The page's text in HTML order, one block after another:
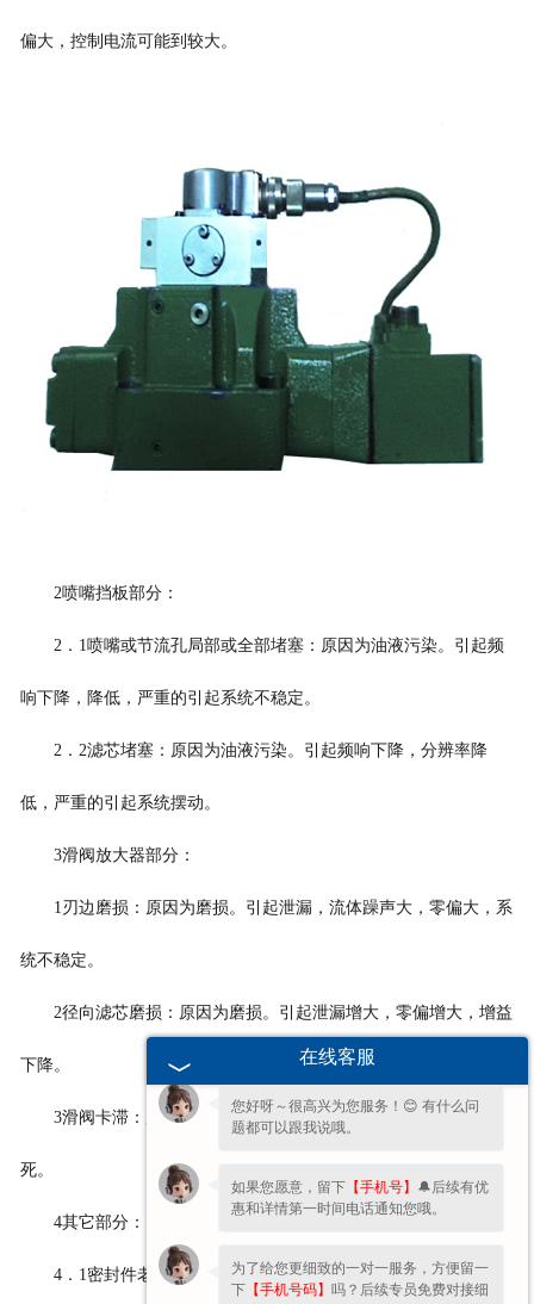
偏大，控制电流可能到较大。
2喷嘴挡板部分：
2．1喷嘴或节流孔局部或全部堵塞：原因为油液污染。引起频
响下降，降低，严重的引起系统不稳定。
2．2滤芯堵塞：原因为油液污染。引起频响下降，分辨率降
低，严重的引起系统摆动。
3滑阀放大器部分：
1刃边磨损：原因为磨损。引起泄漏，流体躁声大，零偏大，系
统不稳定。
2径向滤芯磨损：原因为磨损。引起泄漏增大，零偏增大，增益
下降。
3滑阀卡滞：原因为油液污染，滑阀变形。引起波形失真，卡
死。
4其它部分：
4．1密封件老化：寿命已到或油液不符。引起阀内外渗油，可
在线客服
欢迎您的咨询，期待为您服务!
您好呀～很高兴为您服务！😊 有什么问
题都可以跟我说哦。
如果您愿意，留下 【手机号】 🔔后续有优
惠和详情第一时间电话通知您哦。
为了给您更细致的一对一服务，方便留一
下 【手机号码】 吗？后续专员免费对接细